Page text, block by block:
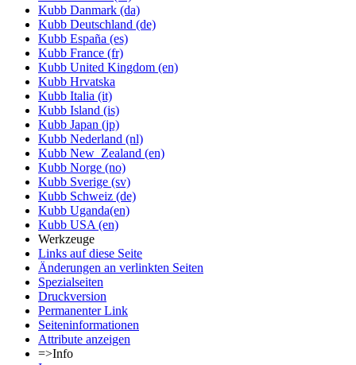
Kubb Danmark (da)
Kubb Deutschland (de)
Kubb España (es)
Kubb France (fr)
Kubb United Kingdom (en)
Kubb Hrvatska
Kubb Italia (it)
Kubb Island (is)
Kubb Japan (jp)
Kubb Nederland (nl)
Kubb New_Zealand (en)
Kubb Norge (no)
Kubb Sverige (sv)
Kubb Schweiz (de)
Kubb Uganda(en)
Kubb USA (en)
Werkzeuge
Links auf diese Seite
Änderungen an verlinkten Seiten
Spezialseiten
Druckversion
Permanenter Link
Seiten­informationen
Attribute anzeigen
=>Info